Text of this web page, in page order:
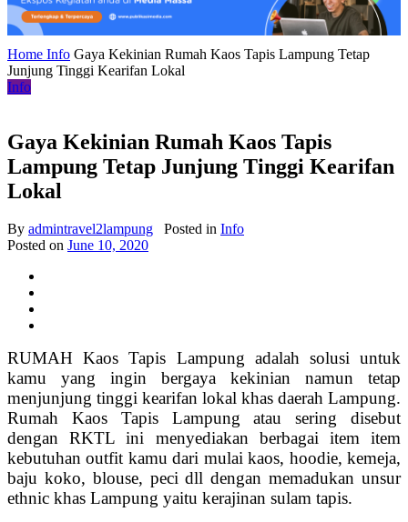
Home Info Gaya Kekinian Rumah Kaos Tapis Lampung Tetap
Junjung Tinggi Kearifan Lokal
Info
Gaya Kekinian Rumah Kaos Tapis
Lampung Tetap Junjung Tinggi Kearifan
Lokal
By admintravel2lampung Posted in Info
Posted on June 10, 2020
RUMAH Kaos Tapis Lampung adalah solusi untuk
kamu yang ingin bergaya kekinian namun tetap
menjunjung tinggi kearifan lokal khas daerah Lampung.
Rumah Kaos Tapis Lampung atau sering disebut
dengan RKTL ini menyediakan berbagai item item
kebutuhan outfit kamu dari mulai kaos, hoodie, kemeja,
baju koko, blouse, peci dll dengan memadukan unsur
ethnic khas Lampung yaitu kerajinan sulam tapis.